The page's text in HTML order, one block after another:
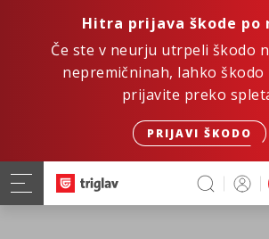
Hitra prijava škode po
Če ste v neurju utrpeli škodo
nepremičninah, lahko
prijavite preko
PRIJAVI ŠKODO